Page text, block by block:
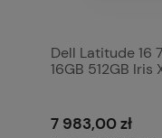
Dell Latitude 16
16GB 512GB Iris
7 983,00 zł